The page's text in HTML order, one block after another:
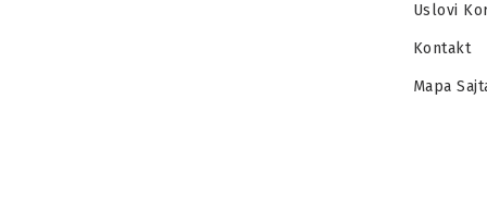
Uslovi
Kontakt
Mapa